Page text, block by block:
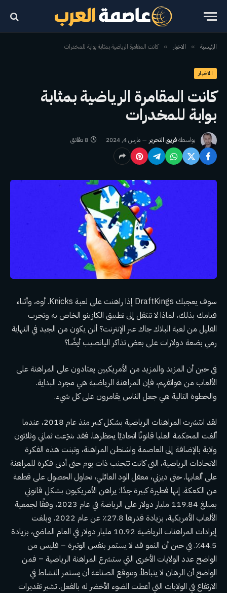
الرئيسية » الاخبار » كانت المقامرة الرياضية بمثابة بوابة للمخدرات
الاخبار
كانت المقامرة الرياضية بمثابة
بوابة للمخدرات
بواسطةفريق التحرير مارس 4, 2024 8 دقائق
سوف يعجبك DraftKings إذا راهنت على لعبة Knicks. أوه، وأثناء
قيامك بذلك، لماذا لا تنتقل إلى تطبيق الكازينو الخاص به وتجرب
القليل من لعبة البلاك جاك عبر الإنترنت؟ ألن يكون من الجيد في النهاية
رمي بضعة دولارات على بعض تذاكر اليانصيب أيضًا؟
في حين أن المزيد والمزيد من الأمريكيين يعتادون على المراهنة على
الألعاب من هواتفهم، فإن المراهنة الرياضية هي مجرد البداية.
والخطوة التالية هي جعل الناس يقامرون على كل شيء.
لقد انتشرت المراهنات الرياضية بشكل كبير منذ عام 2018، عندما
ألغت المحكمة العليا قانونًا اتحاديًا يحظرها. فقد شرّعت ثماني وثلاثون
ولاية بالإضافة إلى العاصمة واشنطن المراهنة، وتبنت هذه الفكرة
الاتحادات الرياضية، التي كانت تتجنب ذات يوم حتى أدنى فكرة للمراهنة
على ألعابها. حتى ديزني، معقل الود العائلي، تحاول الحصول على قطعة
من الكعكة. إنها فطيرة كبيرة جدًا: يراهن الأمريكيون بشكل قانوني
بمبلغ 119.84 مليار دولار على الرياضة في عام 2023، وفقًا لجمعية
الألعاب الأمريكية، بزيادة قدرها 27.8٪ عن عام 2022. وبلغت
إيرادات المراهنات الرياضية 10.92 مليار دولار في العام الماضي، بزيادة
44.5٪. في حين أن النمو قد لا يستمر بنفس الوتيرة – فليس من
الواضح عدد الولايات الأخرى التي ستشرع المراهنة الرياضية – فمن
الواضح أن الرهان لا يتباطأ. وتتوقع الصناعة أن يستمر النشاط في
الارتفاع في الولايات التي أعطت الضوء الأخضر له بالفعل. تشير تقديرات